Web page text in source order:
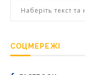
СОЦМЕРЕЖІ